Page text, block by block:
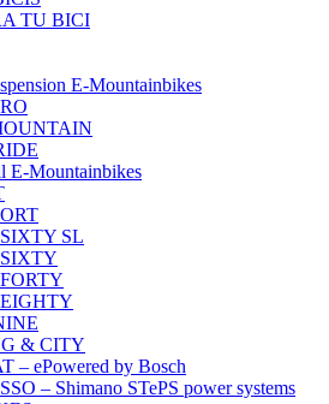
TU BICI
E-Mountainbikes
E-Mountainbikes
SL
& CITY
– ePowered by Bosch
– Shimano STePS power systems